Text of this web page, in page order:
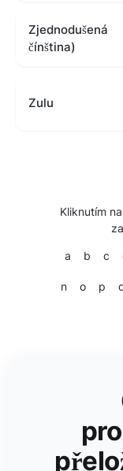
Zjednodušená
čínština)
Zulu
Kliknutím
a b c
n o p